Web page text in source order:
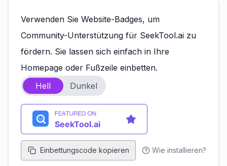
Verwenden Sie Website-Badges, um
Community-Unterstützung für SeekTool.ai zu
fördern. Sie lassen sich einfach in Ihre
Homepage oder Fußzeile einbetten.
Hell
Dunkel
Einbettungscode kopieren Wie installieren?